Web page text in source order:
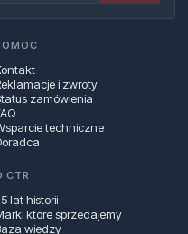
i zwroty
zamówienia
techniczne
CTR
lat historii
które sprzedajemy
wiedzy